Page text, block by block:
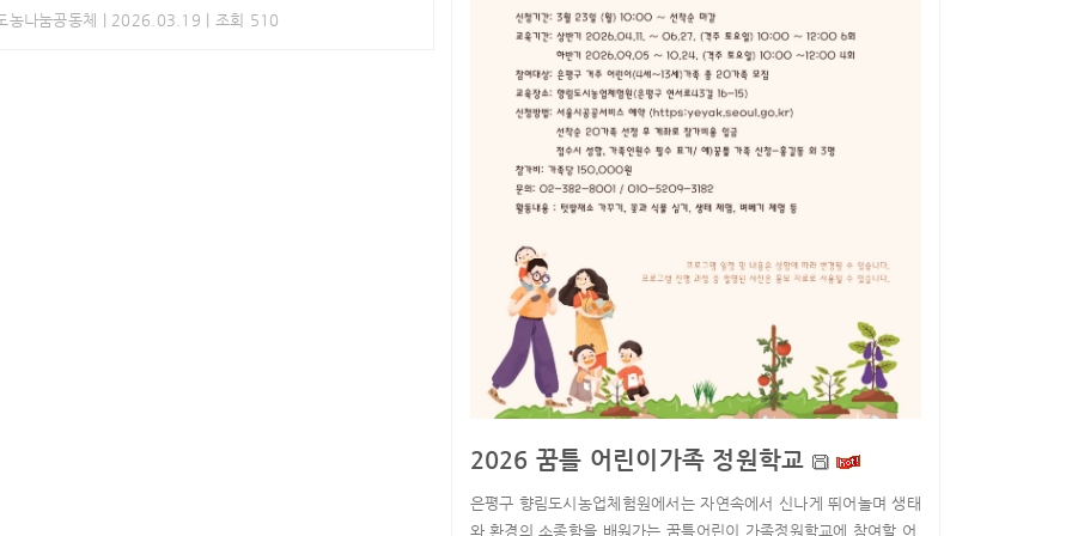
농나눔공동체 | 2026.03.19 | 조회 510
2026 꿈틀 어린이가족 정원학교
은평구 향림도시농업체험원에서는 자연속에서 신나게 뛰어놀며 생태
와 환경의 소종함을 배원가는 꿈틀어린이 가족정원학교에 참여할 어